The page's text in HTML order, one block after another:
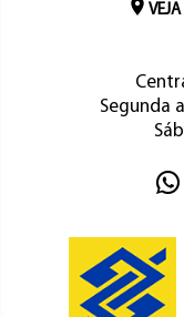
Segunda